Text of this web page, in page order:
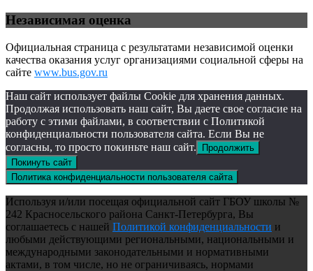
Независимая оценка
Официальная страница с результатами независимой оценки
качества оказания услуг организациями социальной сферы на
сайте www.bus.gov.ru
Наш сайт использует файлы Cookie для хранения данных.
Продолжая использовать наш сайт, Вы даете свое согласие на
работу с этими файлами, в соответствии с Политикой
конфиденциальности пользователя сайта. Если Вы не
согласны, то просто покиньте наш сайт.
Продолжить
Покинуть сайт
Политика конфиденциальности пользователя сайта
Используя и/или посещая официальной сайт ГБОУ школы №
242 Красносельского района Санкт-Петербурга, Вы
соглашаетесь с нашей Политикой конфиденциальности и
любыми действующими региональными, национальными и
международными законодательными и нормативными
актами, в том числе, но не ограничиваясь, нормами